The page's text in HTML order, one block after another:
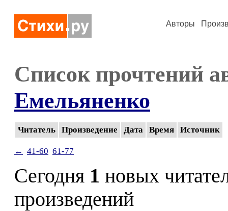
Авторы
Список прочтений
Емельяненко
Читатель Произведение Дата Время Источник
← 41-60 61-77
Сегодня 1 новых
произведений